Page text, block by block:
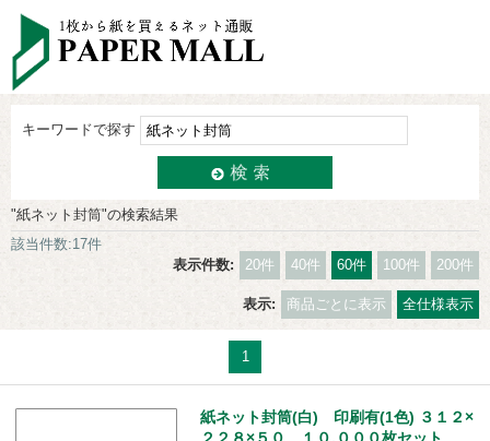
キーワードで探す
"紙ネット封筒"の検索結果
該当件数:17件
表示件数:
20件 40件 60件 100件 200件
表示: 商品ごとに表示 全仕様表示
1
紙ネット封筒(白) 印刷有(1色) ３１２×